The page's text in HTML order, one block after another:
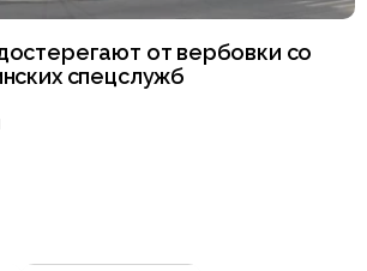
от вербовки со
спецслужб